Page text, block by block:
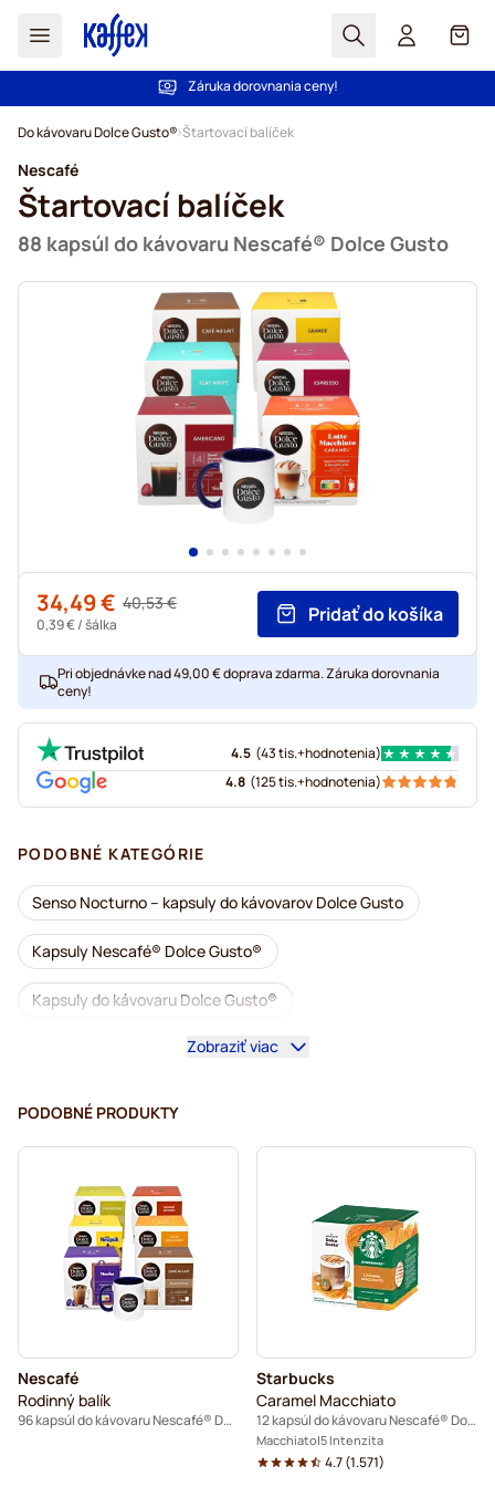
Hľadať Košík
Záruka dorovnania ceny!
Dôveruje nám už viac ako 2 000 000 zákazníkov
Do kávovaru Dolce Gusto® Štartovací balíček
Nescafé
Štartovací balíček
88 kapsúl do kávovaru Nescafé® Dolce Gusto
Regular Price
40,53 €
As low as
34,49 €
0,39 €/ šálka Pridať do košíka
Pri objednávke nad 49,00 € doprava zdarma. Záruka dorovnania
ceny!
4.5 (43 tis.+hodnotenia)
4.8 (125 tis.+hodnotenia)
PODOBNÉ KATEGÓRIE
Senso Nocturno – kapsuly do kávovarov Dolce Gusto
Kapsuly Nescafé® Dolce Gusto®
Kapsuly do kávovaru Dolce Gusto®
Kávovary na Dolce Gusto®
Bezkofeínová káva do kávovarov Dolce Gusto
Odvápňovanie a údržba pre Dolce Gusto
Segafredo – kávové kapsuly do kávovarov Dolce Gusto
Café René – kávové kapsuly do kávovarov Dolce Gusto
Dolce Vita – kapsuly do kávovarov Dolce Gusto
Gimoka – kapsuly do kávovarov Dolce Gusto
Zobraziť viac
PODOBNÉ PRODUKTY
Nescafé
Rodinný balík
96 kapsúl do kávovaru Nescafé® Dolce Gusto
Starbucks
Caramel Macchiato
12 kapsúl do kávovaru Nescafé® Dolce Gusto
Macchiato 5 Intenzita
4.7(1.571)